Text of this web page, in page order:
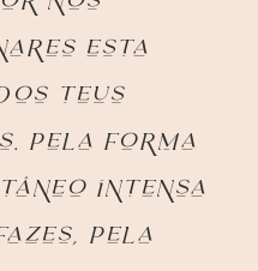
esta
teus
Pela forma
intensa
pela